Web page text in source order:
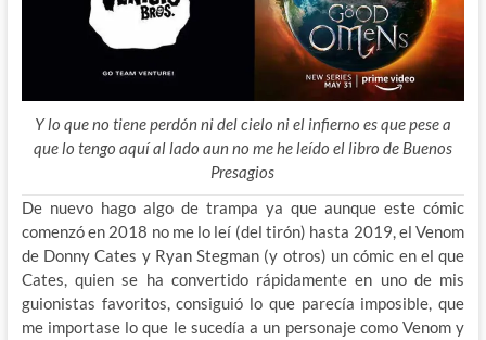
Y lo que no tiene perdón ni del cielo ni el infierno es que pese a
que lo tengo aquí al lado aun no me he leído el libro de Buenos
Presagios
De nuevo hago algo de trampa ya que aunque este cómic
comenzó en 2018 no me lo leí (del tirón) hasta 2019, el Venom
de Donny Cates y Ryan Stegman (y otros) un cómic en el que
Cates, quien se ha convertido rápidamente en uno de mis
guionistas favoritos, consiguió lo que parecía imposible, que
me importase lo que le sucedía a un personaje como Venom y